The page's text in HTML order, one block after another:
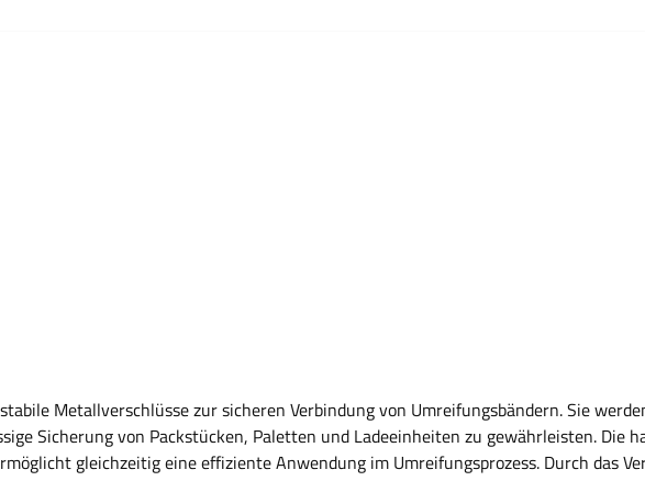
Gute Anpassung an Kanten und Oberflächen Geeignet für Bündelungen und
Sicherung von Palettenladungen Bündelung von Kartons oder Produkten
bei Lagerung und Transport Eigenschaften Produkttyp: Textil-
Metallverschlüsse zur sicheren Verbindung von Umreifungsbändern. Sie
Packstücken, Paletten und Ladeeinheiten zu gewährleisten. Die halboffene Form unterstützt eine
gleichzeitig eine effiziente Anwendung im Umreifungsprozess. Durch das